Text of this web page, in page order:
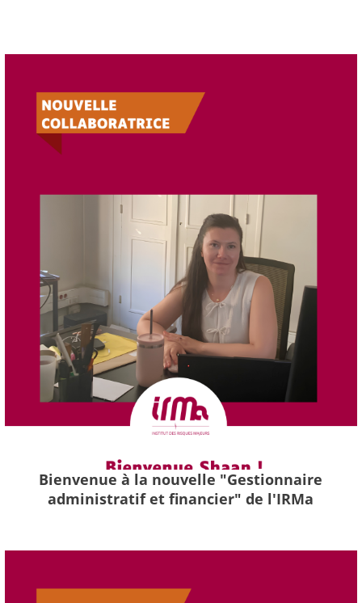
Bienvenue à la nouvelle "Gestionnaire
administratif et financier" de l'IRMa